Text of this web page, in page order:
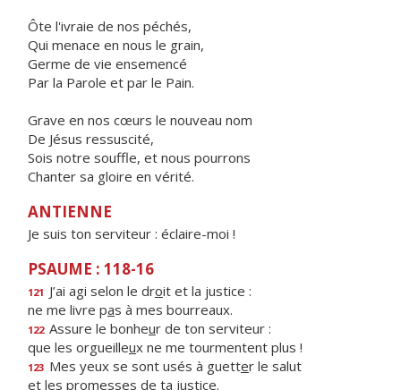
Ôte l'ivraie de nos péchés,
Qui menace en nous le grain,
Germe de vie ensemencé
Par la Parole et par le Pain.
Grave en nos cœurs le nouveau nom
De Jésus ressuscité,
Sois notre souffle, et nous pourrons
Chanter sa gloire en vérité.
ANTIENNE
Je suis ton serviteur : éclaire-moi !
PSAUME : 118-16
121 J’ai agi selon le droit et la justice :
ne me livre pas à mes bourreaux.
122 Assure le bonheur de ton serviteur :
que les orgueilleux ne me tourmentent plus !
123 Mes yeux se sont usés à guetter le salut
et les promesses de ta justice.